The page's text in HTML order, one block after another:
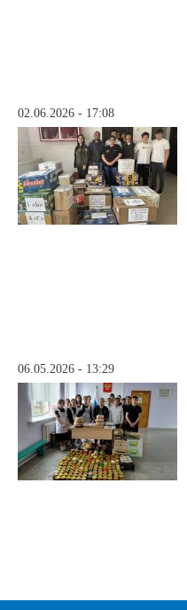
02.06.2026 - 17:08
06.05.2026 - 13:29